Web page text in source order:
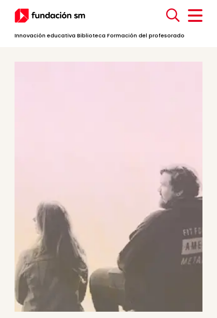
Innovación educativa Biblioteca Formación del profesorado